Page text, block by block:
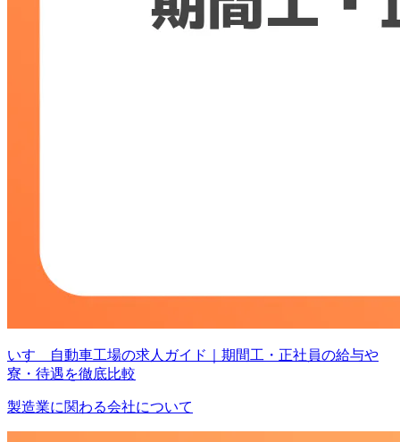
いすゞ自動車工場の求人ガイド｜期間工・正社員の給与や
寮・待遇を徹底比較
製造業に関わる会社について